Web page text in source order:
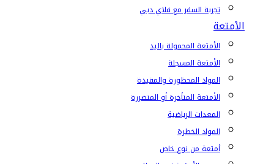
تجربة السفر مع فلاي دبي
الأمتعة
الأمتعة المحمولة باليد
الأمتعة المسجلة
المواد المحظورة والمقيدة
الأمتعة المتأخرة أو المتضررة
المعدات الرياضية
المواد الخطرة
أمتعة من نوع خاص